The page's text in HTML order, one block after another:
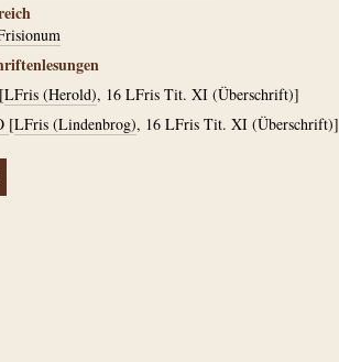
[LFris (Herold), 16 LFris Tit. XI (Überschrift)]
[LFris (Lindenbrog), 16 LFris Tit. XI (Überschrift)]